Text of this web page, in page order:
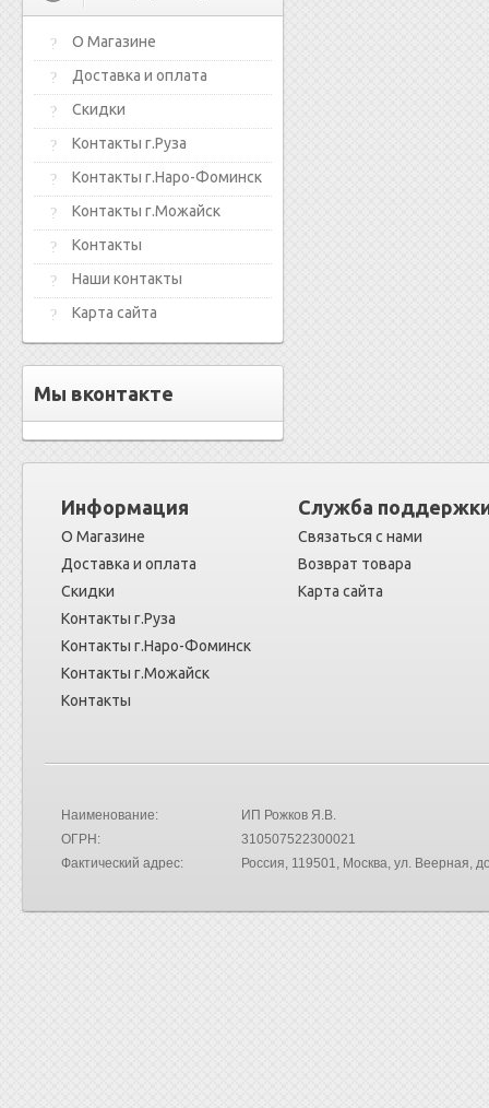
О Магазине
Доставка и оплата
Скидки
Контакты г.Руза
Контакты г.Наро-Фоминск
Контакты г.Можайск
Контакты
Наши контакты
Карта сайта
Мы вконтакте
Информация
О Магазине
Доставка и оплата
Скидки
Контакты г.Руза
Контакты г.Наро-Фоминск
Контакты г.Можайск
Контакты
Служба
Связаться с нами
Возврат товара
Карта сайта
Наименование:
ИП Рожков Я.В.
ОГРН:
310507522300021
Фактический адрес:
Россия, 119501, Москва, ул. Веерная,